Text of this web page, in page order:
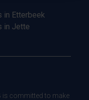
in Etterbeek
in Jette
is committed to make